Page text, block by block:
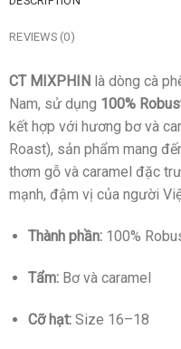
REVIEWS (0)
CT MIXPHIN là dòng cà
Nam, sử dụng 100%
kết hợp với hương bơ và
Roast), sản phẩm mang
thơm gỗ và caramel đặc
mạnh, đậm vị của người
Thành phần:100%
Tẩm:Bơ và caramel
Cỡ hạt:Size 16–18